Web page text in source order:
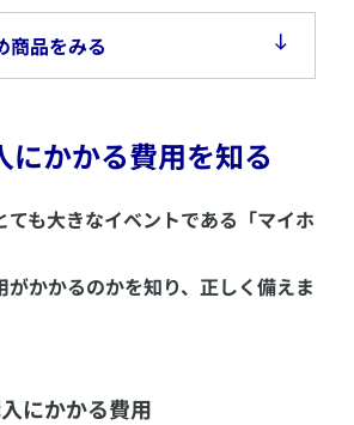
商品をみる
にかかる費用を知る
ても大きなイベントである「マイホ
がかかるのかを知り、正しく備えま
にかかる費用